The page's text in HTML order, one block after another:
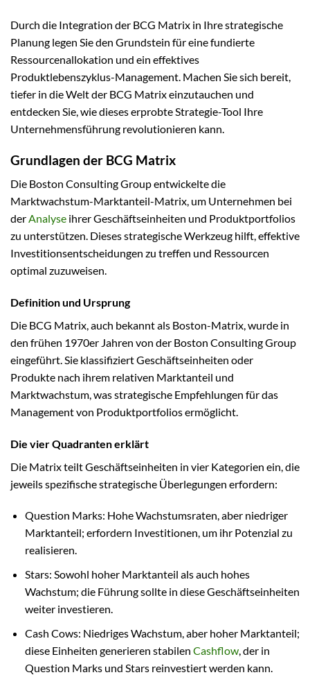
Durch die Integration der BCG Matrix in Ihre strategische
Planung legen Sie den Grundstein für eine fundierte
Ressourcenallokation und ein effektives
Produktlebenszyklus-Management. Machen Sie sich bereit,
tiefer in die Welt der BCG Matrix einzutauchen und
entdecken Sie, wie dieses erprobte Strategie-Tool Ihre
Unternehmensführung revolutionieren kann.
Grundlagen der BCG Matrix
Die Boston Consulting Group entwickelte die
Marktwachstum-Marktanteil-Matrix, um Unternehmen bei
derAnalyse ihrer Geschäftseinheiten und Produktportfolios
zu unterstützen. Dieses strategische Werkzeug hilft, effektive
Investitionsentscheidungen zu treffen und Ressourcen
optimal zuzuweisen.
Definition und Ursprung
Die BCG Matrix, auch bekannt als Boston-Matrix, wurde in
den frühen 1970er Jahren von der Boston Consulting Group
eingeführt. Sie klassifiziert Geschäftseinheiten oder
Produkte nach ihrem relativen Marktanteil und
Marktwachstum, was strategische Empfehlungen für das
Management von Produktportfolios ermöglicht.
Die vier Quadranten erklärt
Die Matrix teilt Geschäftseinheiten in vier Kategorien ein, die
jeweils spezifische strategische Überlegungen erfordern:
Question Marks: Hohe Wachstumsraten, aber niedriger
Marktanteil; erfordern Investitionen, um ihr Potenzial zu
realisieren.
Stars: Sowohl hoher Marktanteil als auch hohes
Wachstum; die Führung sollte in diese Geschäftseinheiten
weiter investieren.
Cash Cows: Niedriges Wachstum, aber hoher Marktanteil;
diese Einheiten generieren stabilen Cashflow, der in
Question Marks und Stars reinvestiert werden kann.